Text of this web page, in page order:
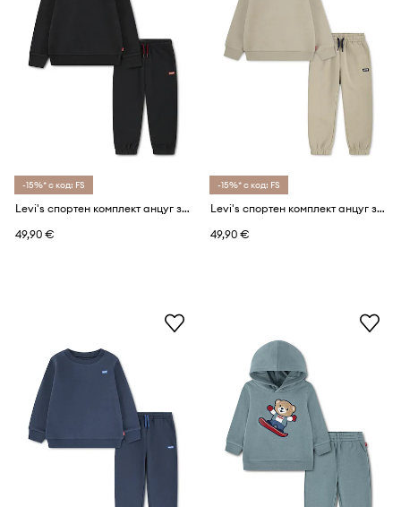
-15%* с код: FS
Levi's спортен комплект анцуг за деца с памук HOODIE & JOGGER SET
49,90 €
-15%* с код: FS
Levi's спортен комплект анцуг за деца с памук HOODIE & JOGGER SET
49,90 €